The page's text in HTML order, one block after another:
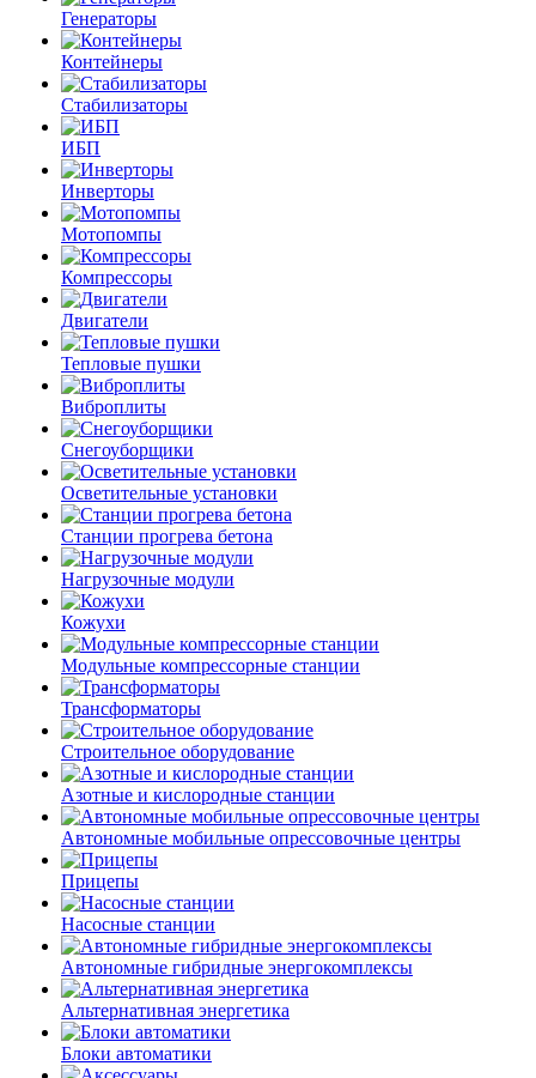
Генераторы
Контейнеры
Стабилизаторы
ИБП
Инверторы
Мотопомпы
Компрессоры
Двигатели
Тепловые пушки
Виброплиты
Снегоуборщики
Осветительные установки
Станции прогрева бетона
Нагрузочные модули
Кожухи
Модульные компрессорные станции
Трансформаторы
Строительное оборудование
Азотные и кислородные станции
Автономные мобильные опрессовочные центры
Прицепы
Насосные станции
Автономные гибридные энергокомплексы
Альтернативная энергетика
Блоки автоматики